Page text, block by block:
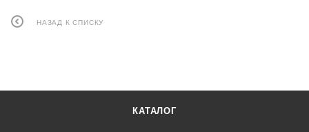
НАЗАД К СПИСКУ
КАТАЛОГ